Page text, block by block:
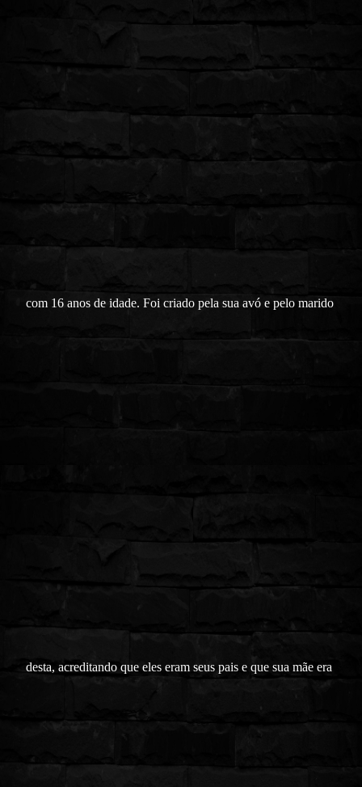
com 16 anos de idade. Foi criado pela sua avó e pelo marido
desta, acreditando que eles eram seus pais e que sua mãe era